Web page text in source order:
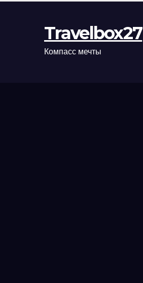
Travelbox27
Компасс мечты